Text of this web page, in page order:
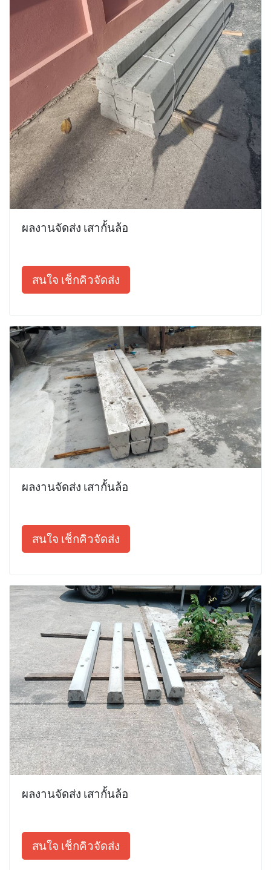
ผลงานจัดส่ง เสากั้นล้อ
สนใจ เช็กคิวจัดส่ง
ผลงานจัดส่ง เสากั้นล้อ
สนใจ เช็กคิวจัดส่ง
ผลงานจัดส่ง เสากั้นล้อ
สนใจ เช็กคิวจัดส่ง